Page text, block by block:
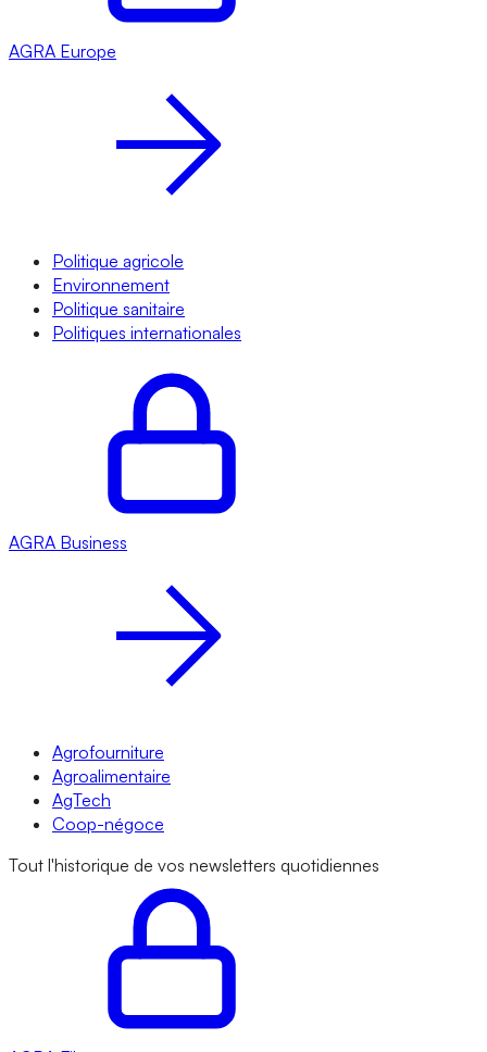
AGRA Europe
Politique agricole
Environnement
Politique sanitaire
Politiques internationales
AGRA Business
Agrofourniture
Agroalimentaire
AgTech
Coop-négoce
Tout l'historique de vos newsletters quotidiennes